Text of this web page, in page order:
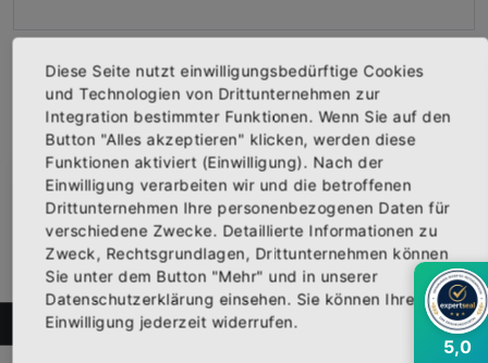
FILTER
Abonniere jetzt unseren Newsletter ×
Bekomme die aktuellsten News über neue
Produkte und zudem einen 10% Gutschein für
deine nächste Bestellung.
5,0
Diese Seite nutzt einwilligungsbedürftige Cookies
und Technologien von Drittunternehmen zur
Integration bestimmter Funktionen. Wenn Sie auf den
Button "Alles akzeptieren" klicken, werden diese
Funktionen aktiviert (Einwilligung). Nach der
Einwilligung verarbeiten wir und die betroffenen
Drittunternehmen Ihre personenbezogenen Daten für
verschiedene Zwecke. Detaillierte Informationen zu
Zweck, Rechtsgrundlagen, Drittunternehmen können
Sie unter dem Button "Mehr" und in unserer
Datenschutzerklärung einsehen. Sie können Ihre
Einwilligung jederzeit widerrufen.